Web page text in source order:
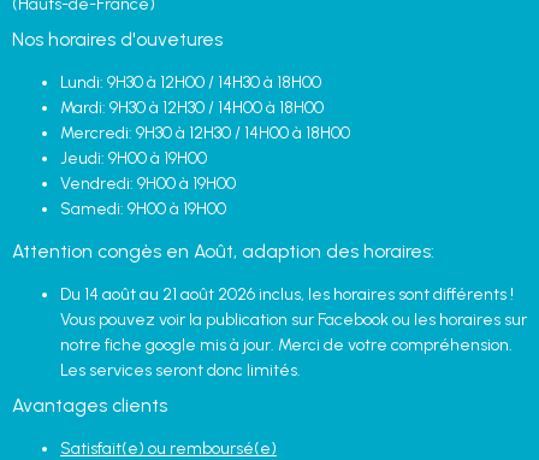
(Hauts-de-France)
Nos horaires d'ouvetures
Lundi: 9H30 à 12H00 / 14H30 à 18H00
Mardi: 9H30 à 12H30 / 14H00 à 18H00
Mercredi: 9H30 à 12H30 / 14H00 à 18H00
Jeudi: 9H00 à 19H00
Vendredi: 9H00 à 19H00
Samedi: 9H00 à 19H00
Attention congès en Août, adaption des horaires:
Du 14 août au 21 août 2026 inclus, les horaires sont différents !
Vous pouvez voir la publication sur Facebook ou les horaires sur
notre fiche google mis à jour. Merci de votre compréhension.
Les services seront donc limités.
Avantages clients
Satisfait(e) ou remboursé(e)